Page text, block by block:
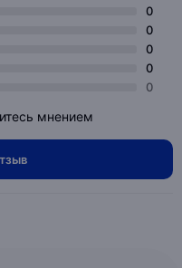
0
0
0
0
0
мнением